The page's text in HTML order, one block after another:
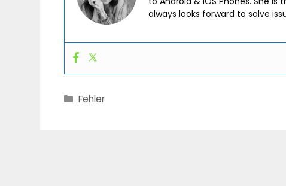
always looks forward to solve
Categories
Fehler